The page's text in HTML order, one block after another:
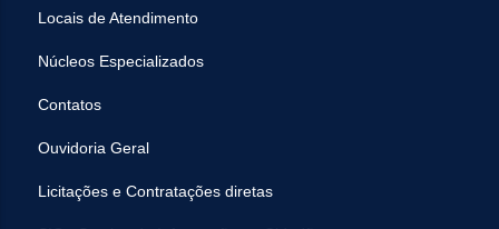
Locais de Atendimento
Núcleos Especializados
Contatos
Ouvidoria Geral
Licitações e Contratações diretas